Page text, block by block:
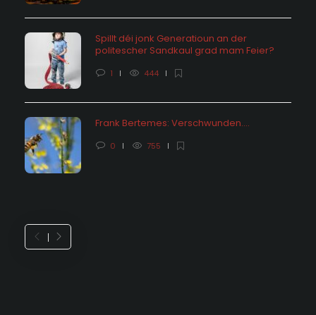
Spillt déi jonk Generatioun an der
politescher Sandkaul grad mam Feier?
1 444
Frank Bertemes: Verschwunden….
0 755